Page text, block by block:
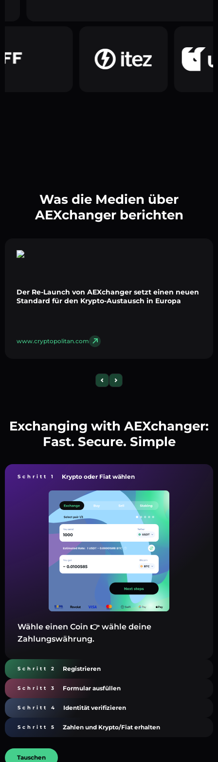
Was die Medien über
AEXchanger berichten
Der Re-Launch von AEXchanger setzt einen neuen
Standard für den Krypto-Austausch in Europa
www.cryptopolitan.com
Exchanging with AEXchanger:
Fast. Secure. Simple
Schritt 1 Krypto oder Fiat wählen
Wähle einen Coin 👉 wähle deine
Zahlungswährung.
Schritt 2 Registrieren
Schritt 3 Formular ausfüllen
Schritt 4 Identität verifizieren
Schritt 5 Zahlen und Krypto/Fiat erhalten
Tauschen